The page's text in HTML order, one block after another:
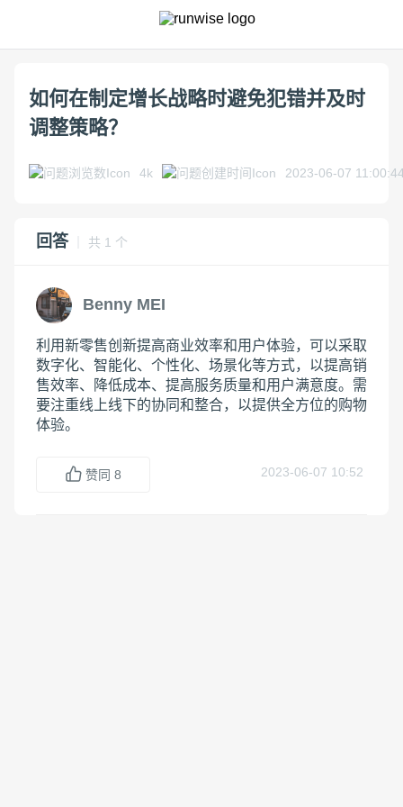
如何在制定增长战略时避免犯错并及时
调整策略？
4k 2023-06-07
回答 ｜ 共 1 个
Benny MEI
利用新零售创新提高商业效率和用户体验，可以采取
数字化、智能化、个性化、场景化等方式，以提高销
售效率、降低成本、提高服务质量和用户满意度。需
要注重线上线下的协同和整合，以提供全方位的购物
体验。
赞同 8 2023-06-07 10:52